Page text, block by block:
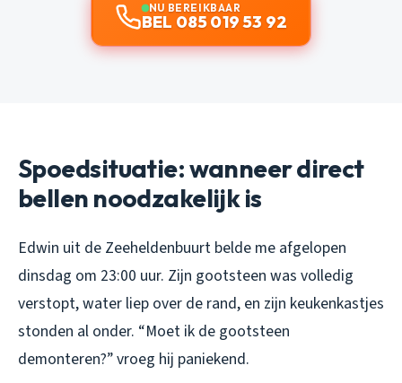
NU BEREIKBAAR
BEL 085 019 53 92
Spoedsituatie: wanneer direct
bellen noodzakelijk is
Edwin uit de Zeeheldenbuurt belde me afgelopen
dinsdag om 23:00 uur. Zijn gootsteen was volledig
verstopt, water liep over de rand, en zijn keukenkastjes
stonden al onder. “Moet ik de gootsteen
demonteren?” vroeg hij paniekend.